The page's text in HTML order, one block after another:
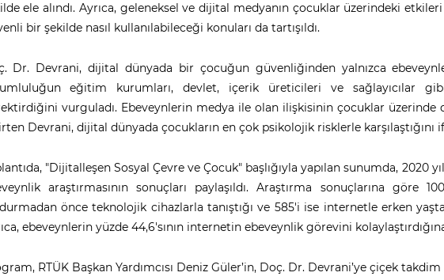
ele alındı. Ayrıca, geleneksel ve dijital medyanın çocuklar üzerindeki
bir şekilde nasıl kullanılabileceği konuları da tartışıldı.
Dr. Devrani, dijital dünyada bir çocuğun güvenliğinden yalnızca
eğitim kurumları, devlet, içerik üreticileri ve sağlayıcılar gibi
vurguladı. Ebeveynlerin medya ile olan ilişkisinin çocuklar
Devrani, dijital dünyada çocukların en çok psikolojik risklerle karşılaştığını
"Dijitalleşen Sosyal Çevre ve Çocuk" başlığıyla yapılan sunumda, 2020
araştırmasının sonuçları paylaşıldı. Araştırma sonuçlarına göre
önce teknolojik cihazlarla tanıştığı ve 585'i ise internetle erken
ebeveynlerin yüzde 44,6'sının internetin ebeveynlik görevini
RTÜK Başkan Yardımcısı Deniz Güler’in, Doç. Dr. Devrani’ye çiçek